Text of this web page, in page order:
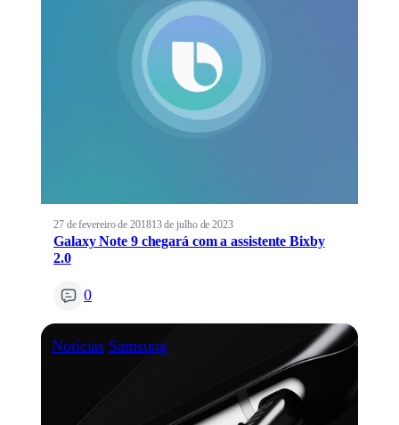
27 de fevereiro de 201813 de julho de 2023
Galaxy Note 9 chegará com a assistente Bixby
2.0
0
Notícias Samsung